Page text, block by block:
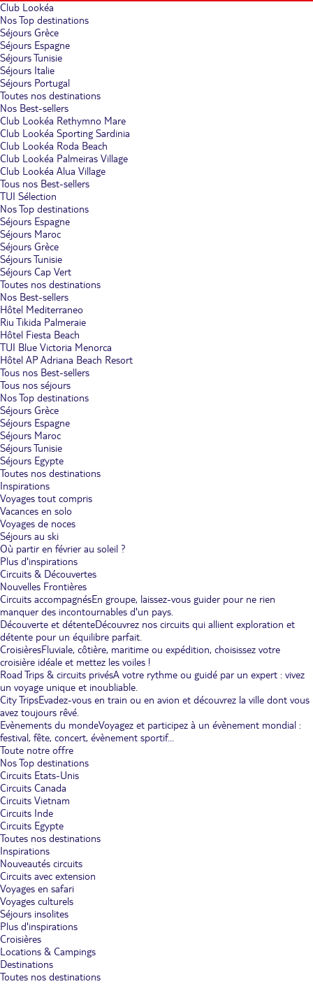
Club Lookéa
Nos Top destinations
Séjours Grèce
Séjours Espagne
Séjours Tunisie
Séjours Italie
Séjours Portugal
Toutes nos destinations
Nos Best-sellers
Club Lookéa Rethymno Mare
Club Lookéa Sporting Sardinia
Club Lookéa Roda Beach
Club Lookéa Palmeiras Village
Club Lookéa Alua Village
Tous nos Best-sellers
TUI Sélection
Nos Top destinations
Séjours Espagne
Séjours Maroc
Séjours Grèce
Séjours Tunisie
Séjours Cap Vert
Toutes nos destinations
Nos Best-sellers
Hôtel Mediterraneo
Riu Tikida Palmeraie
Hôtel Fiesta Beach
TUI Blue Victoria Menorca
Hôtel AP Adriana Beach Resort
Tous nos Best-sellers
Tous nos séjours
Nos Top destinations
Séjours Grèce
Séjours Espagne
Séjours Maroc
Séjours Tunisie
Séjours Egypte
Toutes nos destinations
Inspirations
Voyages tout compris
Vacances en solo
Voyages de noces
Séjours au ski
Où partir en février au soleil ?
Plus d'inspirations
Circuits & Découvertes
Nouvelles Frontières
Circuits accompagnésEn groupe, laissez-vous guider pour ne rien
manquer des incontournables d'un pays.
Découverte et détenteDécouvrez nos circuits qui allient exploration et
détente pour un équilibre parfait.
CroisièresFluviale, côtière, maritime ou expédition, choisissez votre
croisière idéale et mettez les voiles !
Road Trips & circuits privésA votre rythme ou guidé par un expert : vivez
un voyage unique et inoubliable.
City TripsEvadez-vous en train ou en avion et découvrez la ville dont vous
avez toujours rêvé.
Evènements du mondeVoyagez et participez à un évènement mondial :
festival, fête, concert, évènement sportif...
Toute notre offre
Nos Top destinations
Circuits Etats-Unis
Circuits Canada
Circuits Vietnam
Circuits Inde
Circuits Egypte
Toutes nos destinations
Inspirations
Nouveautés circuits
Circuits avec extension
Voyages en safari
Voyages culturels
Séjours insolites
Plus d'inspirations
Croisières
Locations & Campings
Destinations
Toutes nos destinations